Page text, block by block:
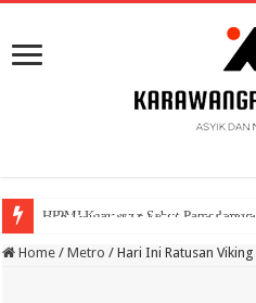
BPK Ganjar WTP ke 11 Pada
Home / Metro / Hari Ini Ratusan